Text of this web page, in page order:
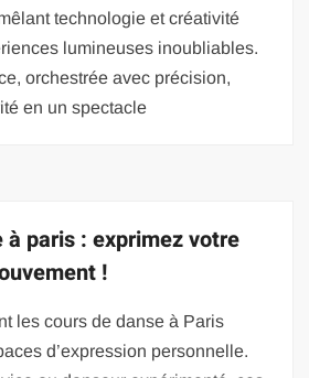
technologie et créativité
lumineuses inoubliables.
orchestrée avec précision,
en un spectacle
à paris : exprimez votre
!
les cours de danse à Paris
d’expression personnelle.